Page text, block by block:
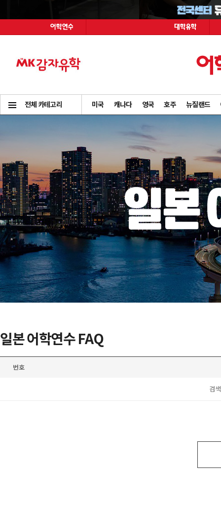
전체 카테고리 미국 캐나다 영국 호주 뉴질랜드
일본 어학연수 FAQ
번호
검